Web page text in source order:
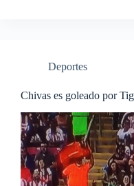
Deportes
Chivas es goleado por